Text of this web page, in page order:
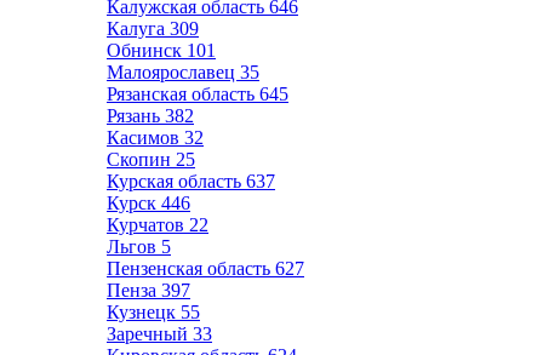
Калужская область 646
Калуга 309
Обнинск 101
Малоярославец 35
Рязанская область 645
Рязань 382
Касимов 32
Скопин 25
Курская область 637
Курск 446
Курчатов 22
Льгов 5
Пензенская область 627
Пенза 397
Кузнецк 55
Заречный 33